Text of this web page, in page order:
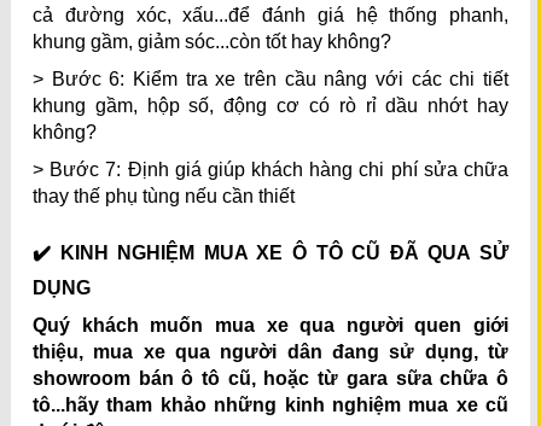
cả đường xóc, xấu...để đánh giá hệ thống phanh,
khung gầm, giảm sóc...còn tốt hay không?
> Bước 6: Kiểm tra xe trên cầu nâng với các chi tiết
khung gầm, hộp số, động cơ có rò rỉ dầu nhớt hay
không?
> Bước 7: Định giá giúp khách hàng chi phí sửa chữa
thay thế phụ tùng nếu cần thiết
✔️ KINH NGHIỆM MUA XE Ô TÔ CŨ ĐÃ QUA SỬ
DỤNG
Quý khách muốn mua xe qua người quen giới
thiệu, mua xe qua người dân đang sử dụng, từ
showroom bán ô tô cũ, hoặc từ gara sữa chữa ô
tô...hãy tham khảo những kinh nghiệm mua xe cũ